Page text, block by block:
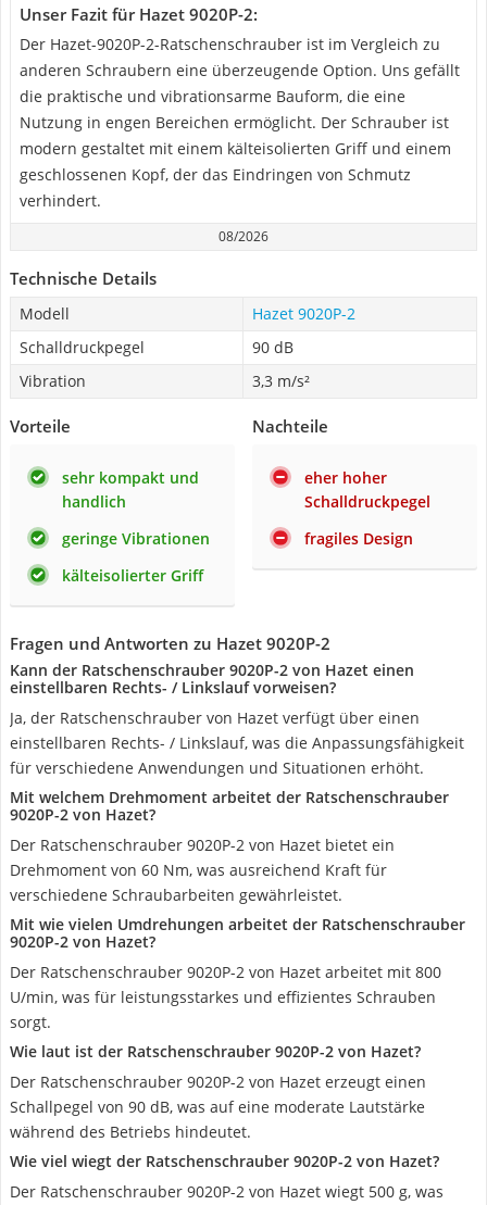
Unser Fazit für Hazet 9020P-2:
Der Hazet-9020P-2-Ratschenschrauber ist im Vergleich zu
anderen Schraubern eine überzeugende Option. Uns gefällt
die praktische und vibrationsarme Bauform, die eine
Nutzung in engen Bereichen ermöglicht. Der Schrauber ist
modern gestaltet mit einem kälteisolierten Griff und einem
geschlossenen Kopf, der das Eindringen von Schmutz
verhindert.
08/2026
Technische Details
Modell
Hazet 9020P-2
Schalldruckpegel
90 dB
Vibration
3,3 m/s²
Vorteile
sehr kompakt und
handlich
geringe Vibrationen
kälteisolierter Griff
Nachteile
eher hoher
Schalldruckpegel
fragiles Design
Fragen und Antworten zu Hazet 9020P-2
Kann der Ratschenschrauber 9020P-2 von Hazet einen
einstellbaren Rechts- / Linkslauf vorweisen?
Ja, der Ratschenschrauber von Hazet verfügt über einen
einstellbaren Rechts- / Linkslauf, was die Anpassungsfähigkeit
für verschiedene Anwendungen und Situationen erhöht.
Mit welchem Drehmoment arbeitet der Ratschenschrauber
9020P-2 von Hazet?
Der Ratschenschrauber 9020P-2 von Hazet bietet ein
Drehmoment von 60 Nm, was ausreichend Kraft für
verschiedene Schraubarbeiten gewährleistet.
Mit wie vielen Umdrehungen arbeitet der Ratschenschrauber
9020P-2 von Hazet?
Der Ratschenschrauber 9020P-2 von Hazet arbeitet mit 800
U/min, was für leistungsstarkes und effizientes Schrauben
sorgt.
Wie laut ist der Ratschenschrauber 9020P-2 von Hazet?
Der Ratschenschrauber 9020P-2 von Hazet erzeugt einen
Schallpegel von 90 dB, was auf eine moderate Lautstärke
während des Betriebs hindeutet.
Wie viel wiegt der Ratschenschrauber 9020P-2 von Hazet?
Der Ratschenschrauber 9020P-2 von Hazet wiegt 500 g, was